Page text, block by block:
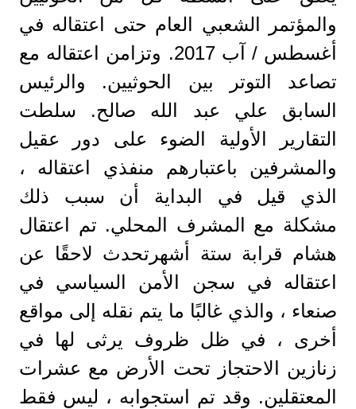
والمؤتمر الشعبي العام حتى اعتقاله في
أغسطس / آب 2017. وتزامن اعتقاله مع
تصاعد التوتر بين الحوثيين. والرئيس
السابق علي عبد الله صالح. سلطت
التقارير الأولية الضوء على دور عقيل
والمشرفين باعتبارهم منفذي اعتقاله ،
الذي قيل في البداية أن سبب ذلك
مشكلة مع المشرف المحلي. تم اعتقال
هشام قرابة ستة أشهرتحدث لاحقًا عن
اعتقاله في سجن الأمن السياسي في
صنعاء ، والذي غالبًا ما يتم نقله إلى مواقع
أخرى ، في ظل ظروف يرثى لها في
زنازين الاحتجاز تحت الأرض مع عشرات
المعتقلين. وقد تم استجوابه ، ليس فقط